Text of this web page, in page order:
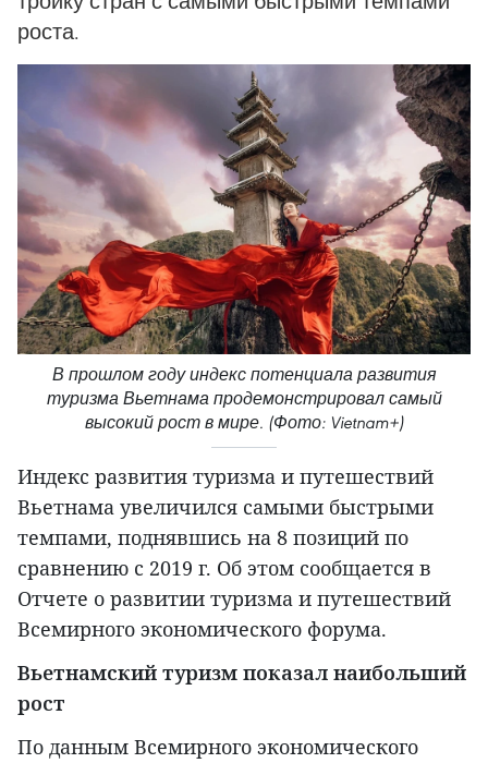
роста.
В прошлом году индекс потенциала развития
туризма Вьетнама продемонстрировал самый
высокий рост в мире. (Фото: Vietnam+)
Индекс развития туризма и путешествий
Вьетнама увеличился самыми быстрыми
темпами, поднявшись на 8 позиций по
сравнению с 2019 г. Об этом сообщается в
Отчете о развитии туризма и путешествий
Всемирного экономического форума.
Вьетнамский туризм показал наибольший
рост
По данным Всемирного экономического